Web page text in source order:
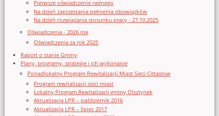
Pierwsze oświadczenie radnego
Na dzień zaprzestania pełnienia obowiązków
Na dzień rozwiązania stosunku pracy - 27.10.2025
Oświadczenia - 2026 rok
Oświadczenia za rok 2025
Raport o stanie Gminy
Plany, programy, strategie i ich wykonanie
Ponadlokalny Program Rewitalizacji Miast Sieci Cittaslow
Program rewitalizacji sieci miast
Lokalny Program Rewitalizacji gminy Olsztynek
Aktualizacja LPR – październik 2016
Aktualizacja LPR – lipiec 2017